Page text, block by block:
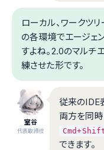
ローカル、ワークツリ
の各環境でエージェ
すよね。2.0のマルチ
練させた形です。
室谷
代表取締役
従来のIDE
両方を同時
できます。